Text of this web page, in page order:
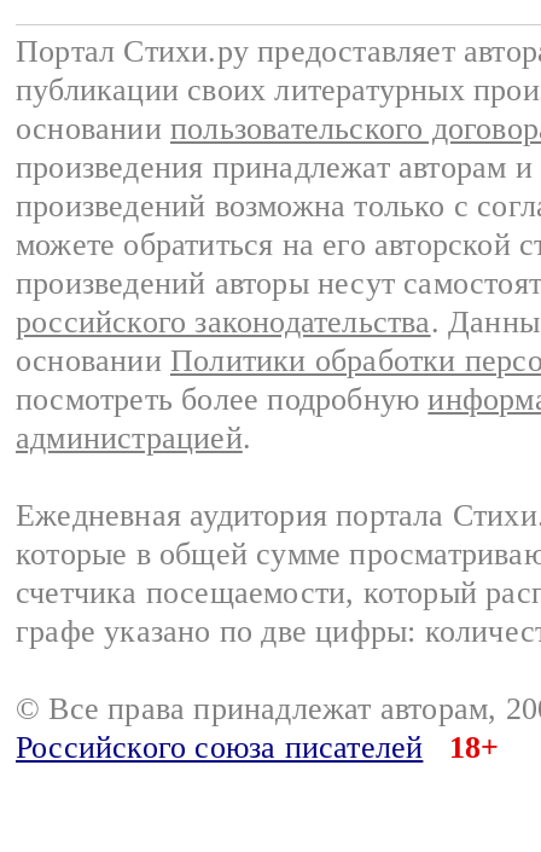
Портал Стихи.ру предоставляет
публикации своих литературных
основании пользовательского
произведения принадлежат авторам
произведений возможна только с
можете обратиться на его авторской
произведений авторы несут
российского законодательства.
основании Политики обработки
посмотреть более подробную
администрацией.
Ежедневная аудитория портала
которые в общей сумме
счетчика посещаемости, который
графе указано по две цифры:
© Все права принадлежат авторам,
Российского союза писателей
18+